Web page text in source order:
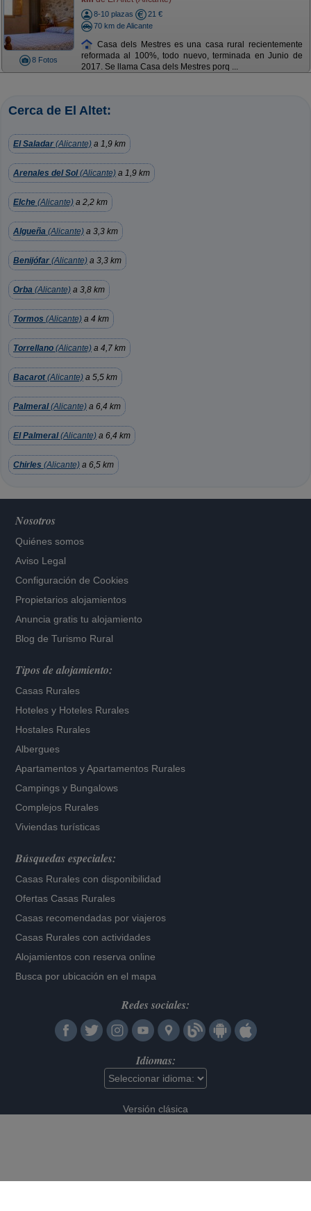
8 Fotos
8-10 plazas
21 €
70 km de Alicante
Casa dels Mestres es una casa rural recientemente
reformada al 100%, todo nuevo, terminada en Junio de
2017. Se llama Casa dels Mestres porq ...
Cerca de El Altet:
El Saladar (Alicante) a 1,9 km
Arenales del Sol(Alicante) a 1,9 km
Elche (Alicante) a 2,2 km
Algueña (Alicante) a 3,3 km
Benijófar (Alicante) a 3,3 km
Orba (Alicante) a 3,8 km
Tormos (Alicante) a 4 km
Torrellano (Alicante) a 4,7 km
Bacarot(Alicante) a 5,5 km
Palmeral(Alicante) a 6,4 km
El Palmeral(Alicante) a 6,4 km
Chirles (Alicante) a 6,5 km
Nosotros
Quiénes somos
Aviso Legal
Configuración de Cookies
Propietarios alojamientos
Anuncia gratis tu alojamiento
Blog de Turismo Rural
Tipos de alojamiento:
Casas Rurales
Hoteles y Hoteles Rurales
Hostales Rurales
Albergues
Apartamentos yApartamentos Rurales
Campings y Bungalows
Complejos Rurales
Viviendas turísticas
Búsquedas especiales:
Casas Rurales con disponibilidad
Ofertas Casas Rurales
Casas recomendadas por viajeros
Casas Rurales con actividades
Alojamientos con reserva online
Busca por ubicación en el mapa
Redes sociales:
Idiomas:
Versión clásica